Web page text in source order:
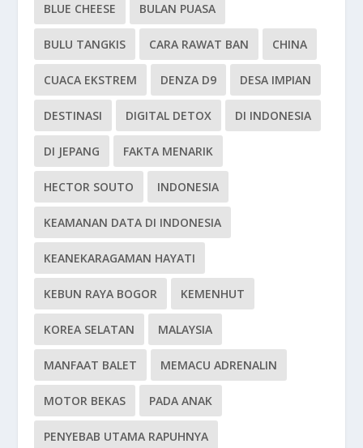
BLUE CHEESE BULAN PUASA
BULU TANGKIS CARA RAWAT BAN CHINA
CUACA EKSTREM DENZA D9 DESA IMPIAN
DESTINASI DIGITAL DETOX DI INDONESIA
DI JEPANG FAKTA MENARIK
HECTOR SOUTO INDONESIA
KEAMANAN DATA DI INDONESIA
KEANEKARAGAMAN HAYATI
KEBUN RAYA BOGOR KEMENHUT
KOREA SELATAN MALAYSIA
MANFAAT BALET MEMACU ADRENALIN
MOTOR BEKAS PADA ANAK
PENYEBAB UTAMA RAPUHNYA